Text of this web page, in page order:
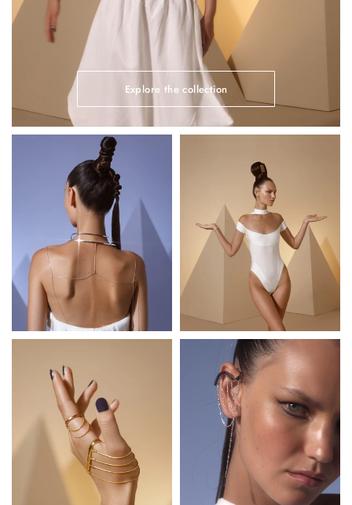
Explore the collection